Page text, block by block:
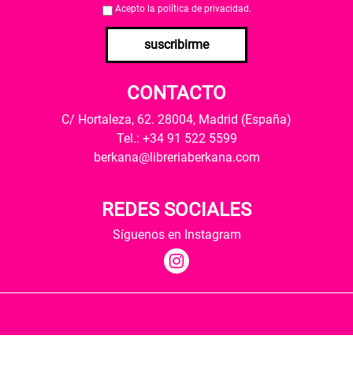
Acepto la política de privacidad .
suscribirme
CONTACTO
C/ Hortaleza, 62. 28004, Madrid (España)
Tel.: +34 91 522 5599
berkana@libreriaberkana.com
REDES SOCIALES
Síguenos en Instagram